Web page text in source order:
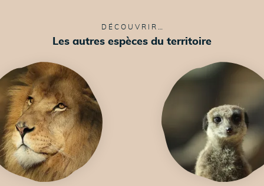
DÉCOUVRIR…
Les autres espèces du territoire